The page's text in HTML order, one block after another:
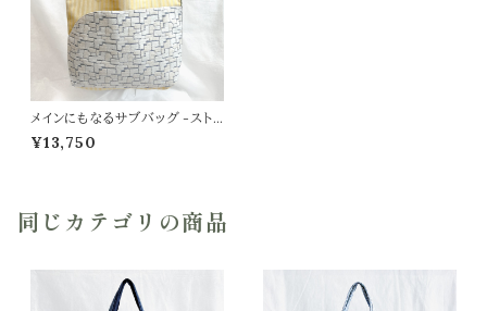
メインにもなるサブバッグ -スト
ライプイエロー×ストライプグリー
ン-
¥13,750
同じカテゴリの商品